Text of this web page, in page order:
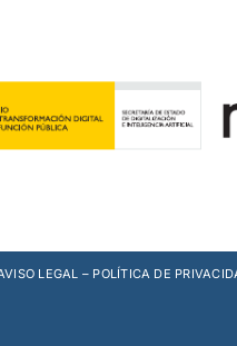
LEGAL – POLÍTICA DE